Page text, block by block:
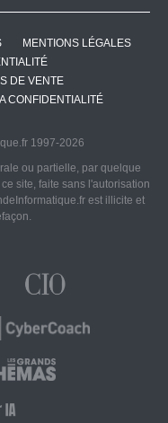
MENTIONS LÉGALES
DE VENTE
CONFIDENTIALITÉ
1997-2026
ou partielle, par quelque
site, faite sans l'autorisation
est illicite et